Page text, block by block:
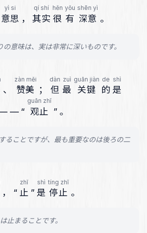
yì si
意思 ，
qí shí
其实
hěn
很
yǒu
有
shēn yì
深意 。
の意味は、実は非常に深いものです。
、
zàn měi
赞美 ；
dàn
但
zuì
最
guān jiàn
关键
de
的
shì
是
— “
guān zhǐ
观止 ” 。
ることですが、最も重要なのは後ろの二
， “
zhǐ
止 ”
shì
是
tíng zhǐ
停止 。
止まることです。